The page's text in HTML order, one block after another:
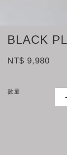
BLACK
NT$ 9,980
數量
-